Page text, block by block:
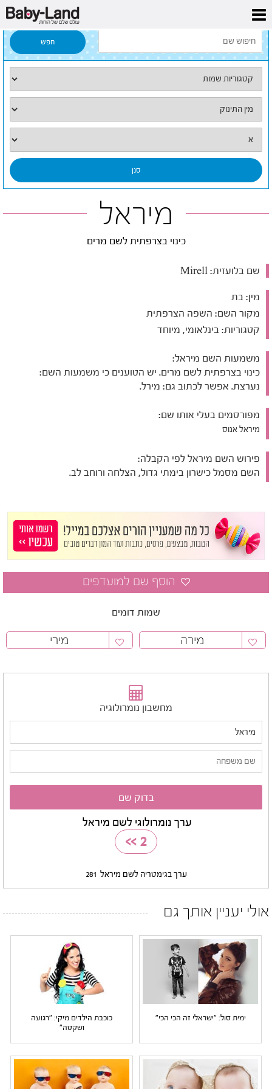
דף הבית
מיראל
כינוי בצרפתית לשם מרים
שם בלועזית:
מין: בת
מקור השם: השפה הצרפתית
קטגוריות: בינלאומי, מיוחד
משמעות השם מיראל:
כינוי בצרפתית לשם מרים. יש הטוענים כי משמעות השם:
נערצת. אפשר לכתוב גם: מירל.
מפורסמים בעלי אותו שם:
מיראל אנוס
פירוש השם מיראל לפי הקבלה:
השם מסמל כישרון בימתי גדול, הצלחה ורוחב לב.
שמות דומים
מירה מירי
מחשבון נומרולוגיה
ערך נומרולוגי לשם מיראל
2
>>
ערך בגימטריה לשם מיראל 281
אולי יעניין אותך גם
ימית סול: "ישראלי זה הכי הכי"
כוכבת הילדים מיקי: "רגועה
ושקטה"